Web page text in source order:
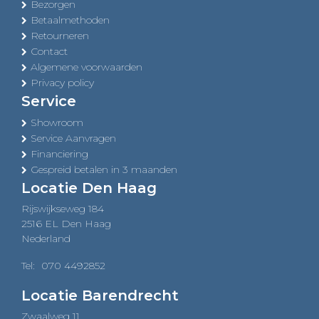
Bezorgen
Betaalmethoden
Retourneren
Contact
Algemene voorwaarden
Privacy policy
Service
Showroom
Service Aanvragen
Financiering
Gespreid betalen in 3 maanden
Locatie Den Haag
Rijswijkseweg 184
2516 EL Den Haag
Nederland
Tel: 070 4492852
Locatie Barendrecht
Zwaalweg 11